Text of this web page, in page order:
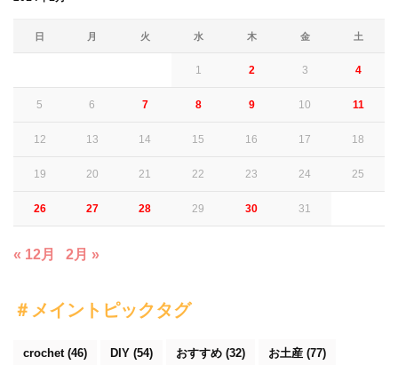
日 月 火 水 木 金 土
1 2 3 4
5 6 7 8 9 10 11
12 13 14 15 16 17 18
19 20 21 22 23 24 25
26 27 28 29 30 31
« 12月 2月 »
＃メイントピックタグ
crochet(46) DIY (54) おすすめ (32) お土産 (77)